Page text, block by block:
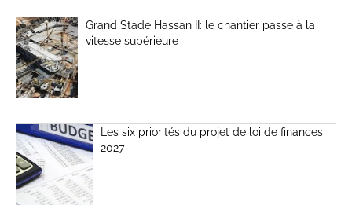
Grand Stade Hassan II: le chantier passe à la
vitesse supérieure
Les six priorités du projet de loi de finances
2027